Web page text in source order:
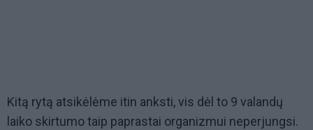
Kitą rytą atsikėlėme itin anksti, vis dėl to 9 valandų
laiko skirtumo taip paprastai organizmui neperjungsi.